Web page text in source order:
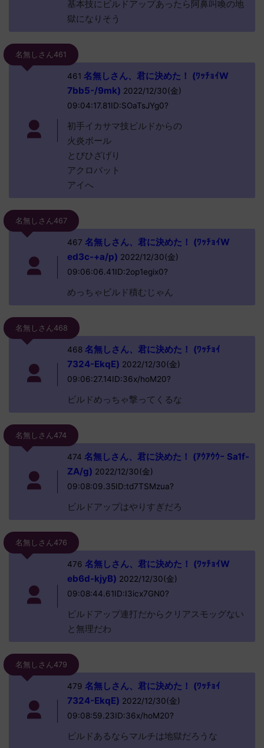
基本技にビルドアップあったら阿鼻叫喚の地
獄になりそう
名無しさん461
461 名無しさん、君に決めた！ (ﾜｯﾁｮｲW
7bb5-/9mk) 2022/12/30(金)
09:04:17.81ID:SOaTsJYg0?
初手イカサマ技ビルドからの
火炎ボール
とびひざげり
アクロバット
アイへ
名無しさん467
467 名無しさん、君に決めた！ (ﾜｯﾁｮｲW
ed3c-+a/p) 2022/12/30(金)
09:06:06.41ID:2op1egix0?
めっちゃビルド積むじゃん
名無しさん468
468名無しさん、君に決めた！ (ﾜｯﾁｮｲ
7324-EkqE) 2022/12/30(金)
09:06:27.14ID:36x/hoM20?
ビルドめっちゃ撃ってくるな
名無しさん474
474 名無しさん、君に決めた！ (ｱｳｱｳｳｰ Sa1f-
ZA/g) 2022/12/30(金)
09:08:09.35ID:td7TSMzua?
ビルドアップはやりすぎだろ
名無しさん476
476 名無しさん、君に決めた！ (ﾜｯﾁｮｲW
eb6d-kjyB) 2022/12/30(金)
09:08:44.61ID:I3icx7GN0?
ビルドアップ連打だからクリアスモッグない
と無理だわ
名無しさん479
479 名無しさん、君に決めた！ (ﾜｯﾁｮｲ
7324-EkqE) 2022/12/30(金)
09:08:59.23ID:36x/hoM20?
ビルドあるならマルチは地獄だろうな